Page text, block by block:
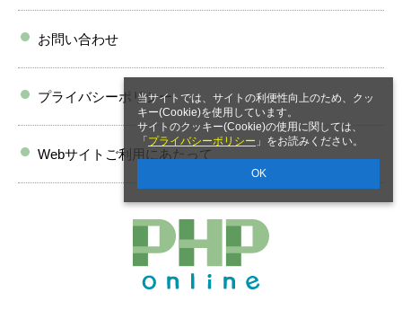
当サイトでは、サイトの利便性向上のため、クッ
キー(Cookie)を使用しています。
サイトのクッキー(Cookie)の使用に関しては、
「 プライバシーポリシー 」をお読みください。
OK
お問い合わせ
プライバシーポリシー
Webサイトご利用にあたって